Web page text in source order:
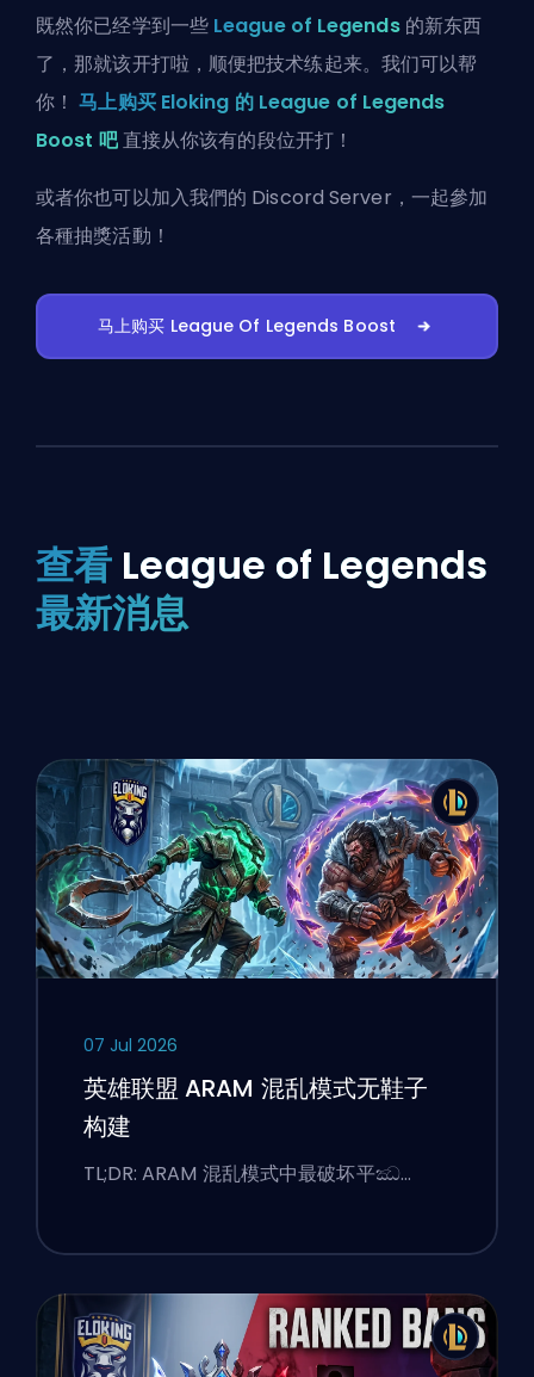
既然你已经学到一些 League of Legends的新东西
了，那就该开打啦，顺便把技术练起来。我们可以帮
你！马上购买 Eloking 的 League of Legends
Boost 吧直接从你该有的段位开打！
或者你也可以加入我們的 Discord Server ，一起參加
各種抽獎活動！
马上购买 League Of Legends Boost
查看 League of Legends
最新消息
07 Jul 2026
英雄联盟 ARAM 混乱模式无鞋子
构建
TL;DR: ARAM 混乱模式中最破坏平ඣ…